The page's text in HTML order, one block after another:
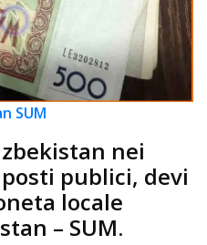
SUM
nei
publici, devi
locale
– SUM.